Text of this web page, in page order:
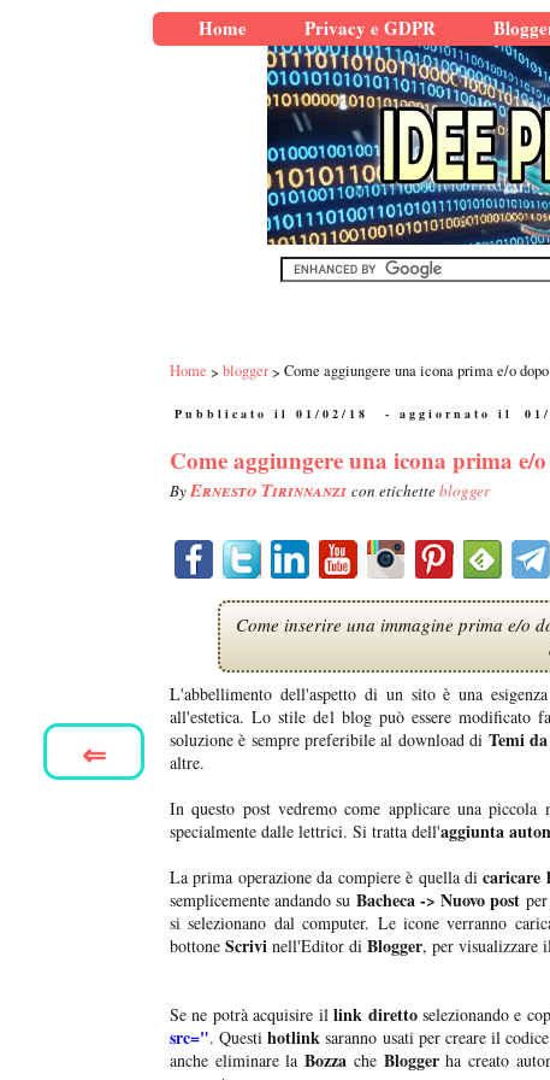
Home Privacy e GDPR
Home blogger Come aggiungere una icona prima e/o
Pubblicato il 01/02/18 - aggiornato il
Come aggiungere una icona prima
ByErnesto Tirinnanzi con etichetteblogger
Come inserire una immagine prima e/o
L'abbellimento dell'aspetto di un sito è una
all'estetica. Lo stile del blog può essere modificato
soluzione è sempre preferibile al download di Temi
altre.
In questo post vedremo come applicare una
specialmente dalle lettrici. Si tratta dell'aggiunta
La prima operazione da compiere è quella di caricare
semplicemente andando su Bacheca -> Nuovo post
si selezionano dal computer. Le icone verranno
bottone Scrivi nell'Editor di Blogger, per visualizzare
Se ne potrà acquisire illink direttoselezionando e
src=". Questihotlinksaranno usati per creare il
anche eliminare laBozza cheBloggerha creato
⇐